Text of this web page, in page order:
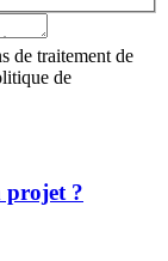
de traitement de
de
projet ?